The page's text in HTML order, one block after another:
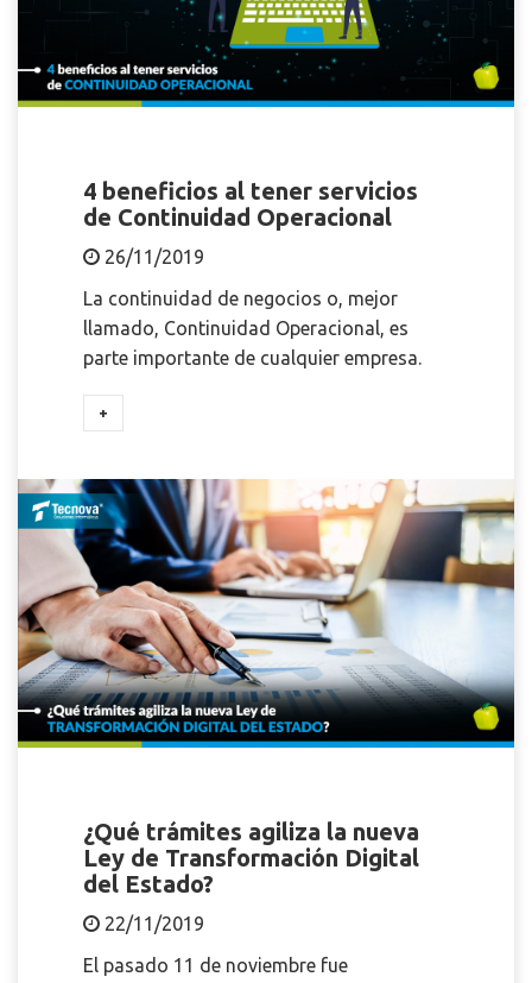
4 beneficios al tener servicios
de Continuidad Operacional
26/11/2019
La continuidad de negocios o, mejor
llamado, Continuidad Operacional, es
parte importante de cualquier empresa.
+
¿Qué trámites agiliza la nueva
Ley de Transformación Digital
del Estado?
22/11/2019
El pasado 11 de noviembre fue